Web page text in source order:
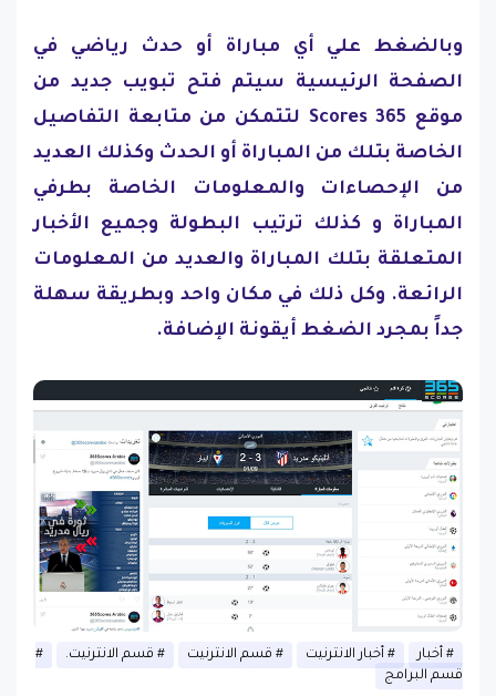
وبالضغط علي أي مباراة أو حدث رياضي في
الصفحة الرئيسية سيتم فتح تبويب جديد من
موقع 365 Scores لتتمكن من متابعة التفاصيل
الخاصة بتلك من المباراة أو الحدث وكذلك العديد
من الإحصاءات والمعلومات الخاصة بطرفي
المباراة و كذلك ترتيب البطولة وجميع الأخبار
المتعلقة بتلك المباراة والعديد من المعلومات
الرائعة. وكل ذلك في مكان واحد وبطريقة سهلة
جداً بمجرد الضغط أيقونة الإضافة.
أخبار أخبار الانترنيت قسم الانترنيت
قسم الانترنيت.
قسم البرامج